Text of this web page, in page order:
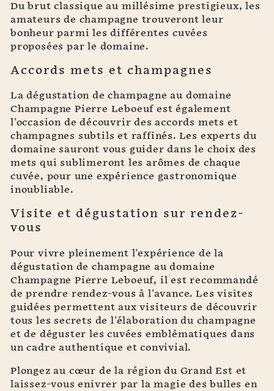
Du brut classique au millésime prestigieux, les
amateurs de champagne trouveront leur
bonheur parmi les différentes cuvées
proposées par le domaine.
Accords mets et champagnes
La dégustation de champagne au domaine
Champagne Pierre Leboeuf est également
l'occasion de découvrir des accords mets et
champagnes subtils et raffinés. Les experts du
domaine sauront vous guider dans le choix des
mets qui sublimeront les arômes de chaque
cuvée, pour une expérience gastronomique
inoubliable.
Visite et dégustation sur rendez-
vous
Pour vivre pleinement l'expérience de la
dégustation de champagne au domaine
Champagne Pierre Leboeuf, il est recommandé
de prendre rendez-vous à l'avance. Les visites
guidées permettent aux visiteurs de découvrir
tous les secrets de l'élaboration du champagne
et de déguster les cuvées emblématiques dans
un cadre authentique et convivial.
Plongez au cœur de la région du Grand Est et
laissez-vous enivrer par la magie des bulles en